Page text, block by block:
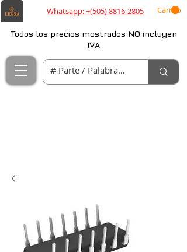
Whatsapp: +(505) 8816-2805 Carrito
Todos los precios mostrados NO incluyen
IVA